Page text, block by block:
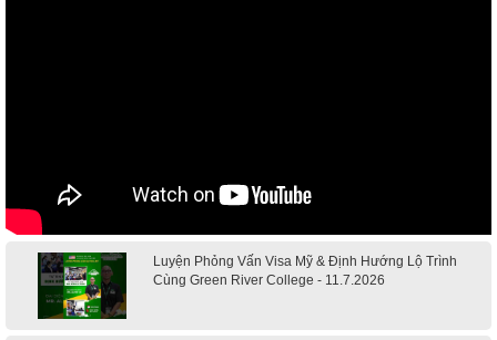
Luyện Phỏng Vấn Visa Mỹ & Định Hướng Lộ Trình
Cùng Green River College - 11.7.2026